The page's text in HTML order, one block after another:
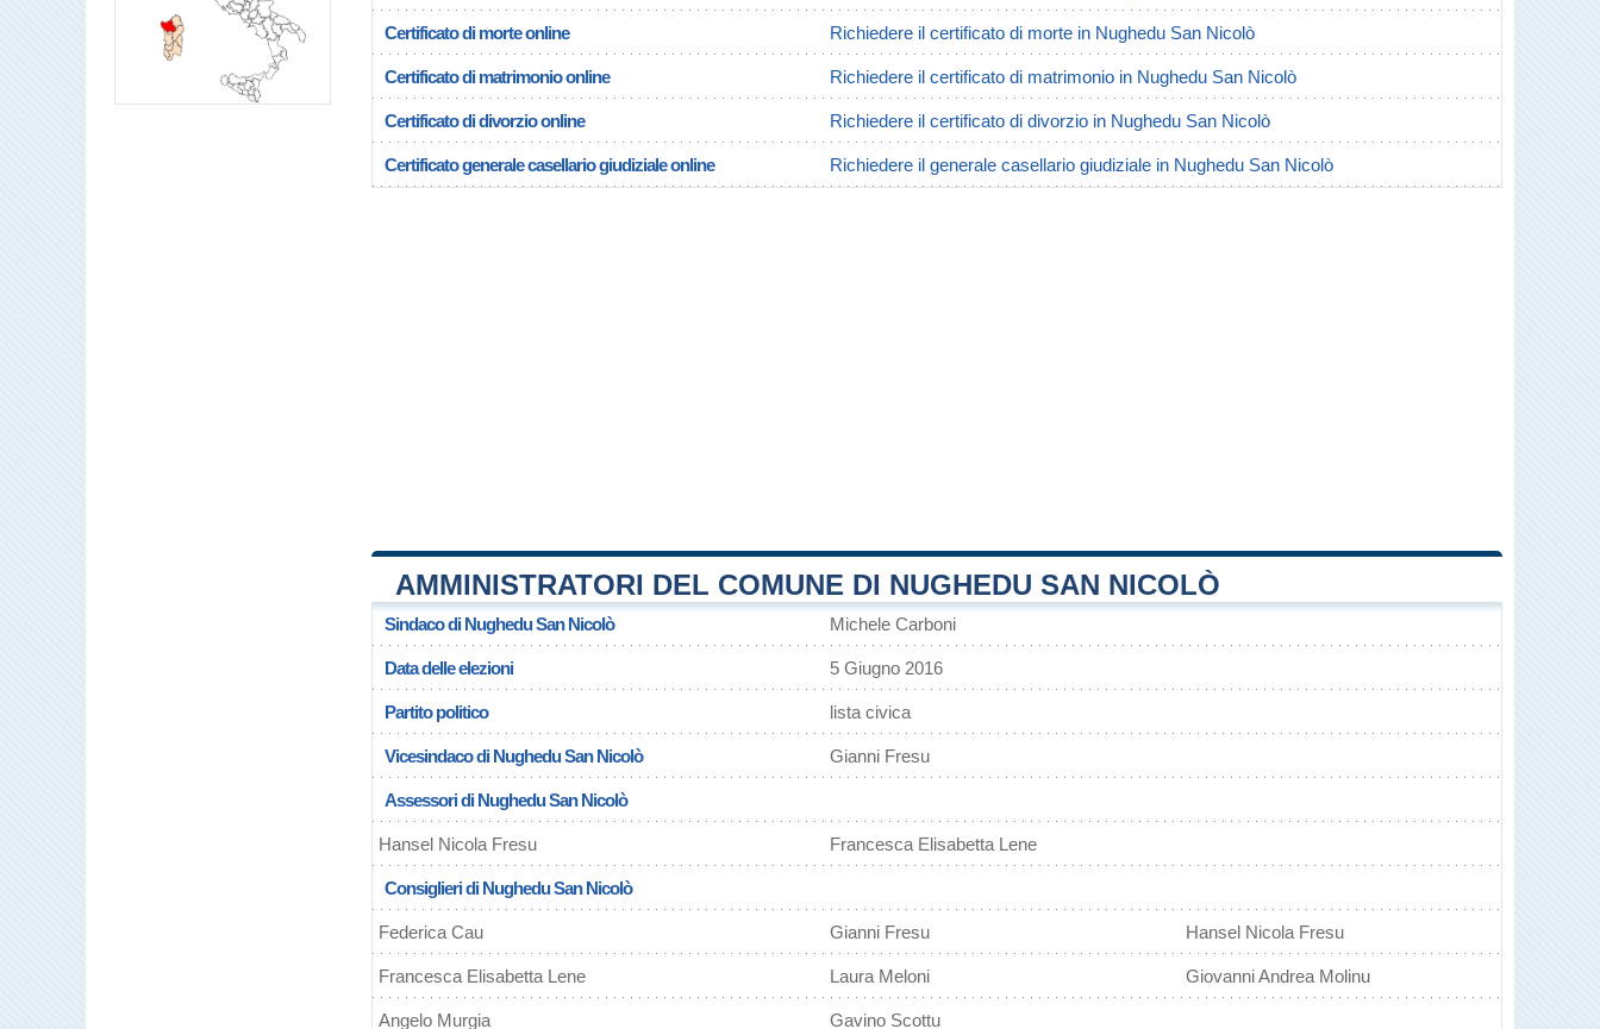
Certificato di morte online Richiedere il certificato di morte in Nughedu San Nicolò
Certificato di matrimonio online Richiedere il certificato di matrimonio in Nughedu San Nicolò
Certificato di divorzio online Richiedere il certificato di divorzio in Nughedu San Nicolò
Certificato generale casellario giudiziale online Richiedere il generale casellario giudiziale in Nughedu San Nicolò
AMMINISTRATORI DEL COMUNE DI NUGHEDU SAN NICOLÒ
Sindaco di Nughedu San Nicolò Michele Carboni
Data delle elezioni 5 Giugno 2016
Partito politico lista civica
Vicesindaco di Nughedu San Nicolò Gianni Fresu
Assessori di Nughedu San Nicolò
Hansel Nicola Fresu Francesca Elisabetta Lene
Consiglieri di Nughedu San Nicolò
Federica Cau Gianni Fresu Hansel Nicola Fresu
Francesca Elisabetta Lene Laura Meloni Giovanni Andrea Molinu
Angelo Murgia Gavino Scottu